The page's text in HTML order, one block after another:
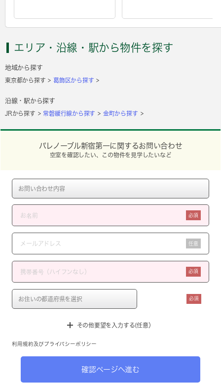
エリア・沿線・駅から物件を探す
地域から探す
東京都から探す 葛飾区から探す
沿線・駅から探す
JRから探す 常磐緩行線から探す 金町から探す
パレノーブル新宿第一に関するお問い合わせ
空室を確認したい、この物件を見学したいなど
必須
任意
必須
必須
その他要望を入力する(任意）
利用規約 及び プライバシーポリシー
確認ページへ進む